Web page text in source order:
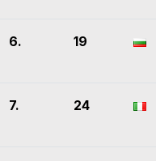
6. 19
7. 24